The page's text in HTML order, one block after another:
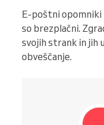
E-poštni opomniki
so brezplačni.
svojih strank in jih
obveščanje.